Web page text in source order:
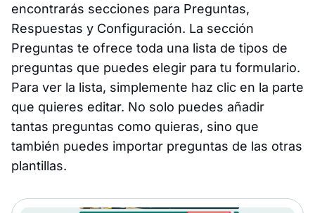
encontrarás secciones para Preguntas,
Respuestas y Configuración. La sección
Preguntas te ofrece toda una lista de tipos de
preguntas que puedes elegir para tu formulario.
Para ver la lista, simplemente haz clic en la parte
que quieres editar. No solo puedes añadir
tantas preguntas como quieras, sino que
también puedes importar preguntas de las otras
plantillas.